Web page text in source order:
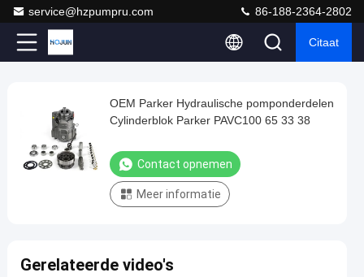
service@hzpumpru.com 86-188-2364-2802
Citaat
Video
OEM
Parker
Hydraulische
pomponderdelen
Cylinderblok
65
OEM Parker Hydraulische pomponderdelen
Cylinderblok Parker PAVC100 65 33 38
Contact opnemen
Meer informatie
Gerelateerde video's